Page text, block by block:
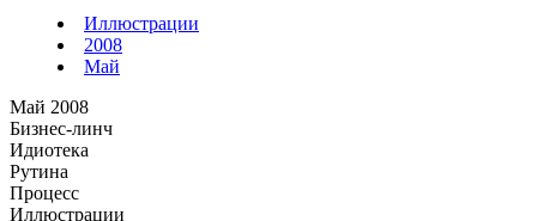
Иллюстрации
2008
Май
Май 2008
Бизнес-линч
Идиотека
Рутина
Процесс
Иллюстрации